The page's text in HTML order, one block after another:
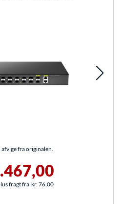
afvige fra originalen.
fragt fra kr. 76,00